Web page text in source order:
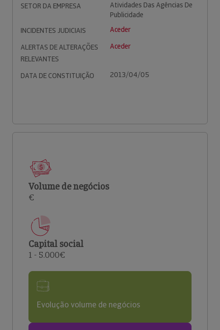
SETOR DA EMPRESA
Atividades Das Agências De
Publicidade
INCIDENTES JUDICIAIS
Aceder
ALERTAS DE ALTERAÇÕES
RELEVANTES
Aceder
DATA DE CONSTITUIÇÃO 2013/04/05
Volume de negócios
€
Capital social
1 - 5.000€
Evolução volume de negócios